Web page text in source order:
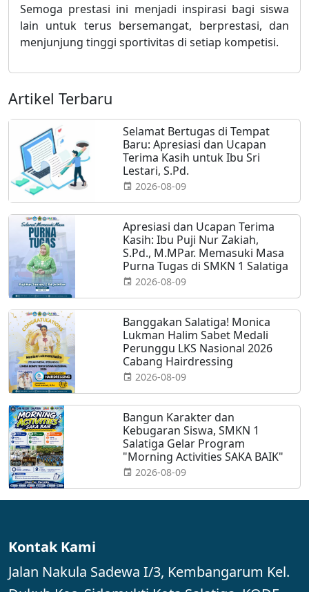
Semoga prestasi ini menjadi inspirasi bagi siswa
lain untuk terus bersemangat, berprestasi, dan
menjunjung tinggi sportivitas di setiap kompetisi.
Artikel Terbaru
Selamat Bertugas di Tempat
Baru: Apresiasi dan Ucapan
Terima Kasih untuk Ibu Sri
Lestari, S.Pd.
2026-08-09
Apresiasi dan Ucapan Terima
Kasih: Ibu Puji Nur Zakiah,
S.Pd., M.MPar. Memasuki Masa
Purna Tugas di SMKN 1 Salatiga
2026-08-09
Banggakan Salatiga! Monica
Lukman Halim Sabet Medali
Perunggu LKS Nasional 2026
Cabang Hairdressing
2026-08-09
Bangun Karakter dan
Kebugaran Siswa, SMKN 1
Salatiga Gelar Program
"Morning Activities SAKA BAIK"
2026-08-09
Kontak Kami
Jalan Nakula Sadewa I/3, Kembangarum Kel.